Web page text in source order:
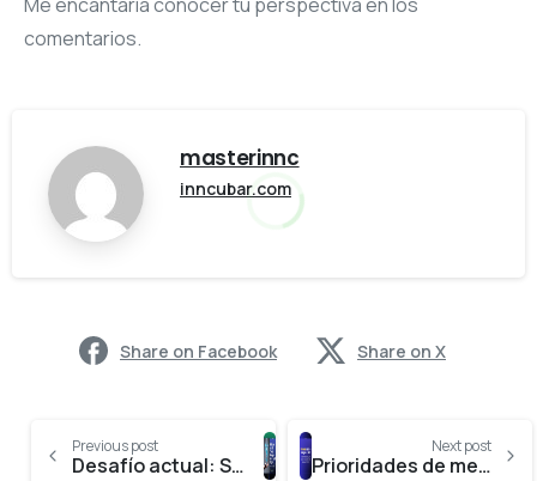
comentarios.
masterinnc
inncubar.com
Share on Facebook Share on X
Previous post
Desafío actual: Somos analógicos en un mundo digital
Next post
Prioridades de mejora de las MiPymes en México